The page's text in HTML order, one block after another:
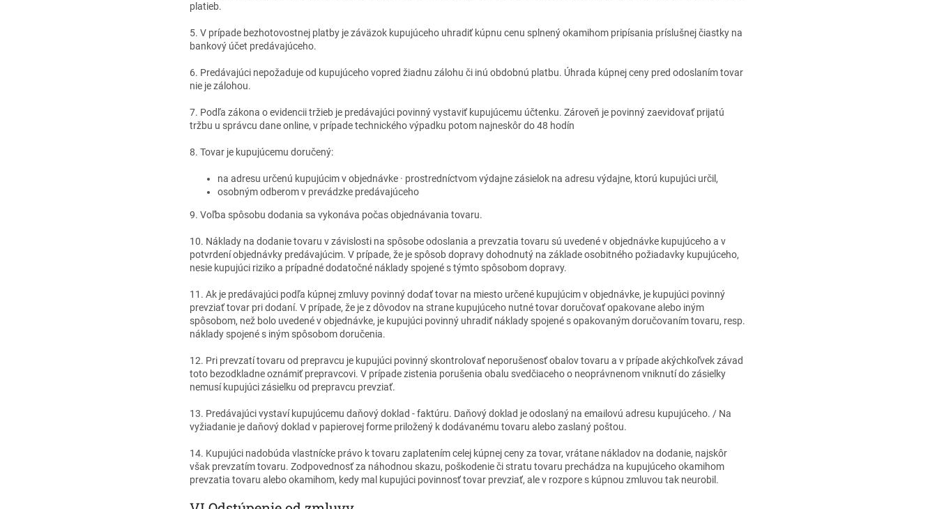
platieb.
5. V prípade bezhotovostnej platby je záväzok kupujúceho uhradiť kúpnu cenu splnený okamihom pripísania príslušnej čiastky na
bankový účet predávajúceho.
6. Predávajúci nepožaduje od kupujúceho vopred žiadnu zálohu či inú obdobnú platbu. Úhrada kúpnej ceny pred odoslaním tovar
nie je zálohou.
7. Podľa zákona o evidencii tržieb je predávajúci povinný vystaviť kupujúcemu účtenku. Zároveň je povinný zaevidovať prijatú
tržbu u správcu dane online, v prípade technického výpadku potom najneskôr do 48 hodín
8. Tovar je kupujúcemu doručený:
na adresu určenú kupujúcim v objednávke · prostredníctvom výdajne zásielok na adresu výdajne, ktorú kupujúci určil,
osobným odberom v prevádzke predávajúceho
9. Voľba spôsobu dodania sa vykonáva počas objednávania tovaru.
10. Náklady na dodanie tovaru v závislosti na spôsobe odoslania a prevzatia tovaru sú uvedené v objednávke kupujúceho a v
potvrdení objednávky predávajúcim. V prípade, že je spôsob dopravy dohodnutý na základe osobitného požiadavky kupujúceho,
nesie kupujúci riziko a prípadné dodatočné náklady spojené s týmto spôsobom dopravy.
11. Ak je predávajúci podľa kúpnej zmluvy povinný dodať tovar na miesto určené kupujúcim v objednávke, je kupujúci povinný
prevziať tovar pri dodaní. V prípade, že je z dôvodov na strane kupujúceho nutné tovar doručovať opakovane alebo iným
spôsobom, než bolo uvedené v objednávke, je kupujúci povinný uhradiť náklady spojené s opakovaným doručovaním tovaru, resp.
náklady spojené s iným spôsobom doručenia.
12. Pri prevzatí tovaru od prepravcu je kupujúci povinný skontrolovať neporušenosť obalov tovaru a v prípade akýchkoľvek závad
toto bezodkladne oznámiť prepravcovi. V prípade zistenia porušenia obalu svedčiaceho o neoprávnenom vniknutí do zásielky
nemusí kupujúci zásielku od prepravcu prevziať.
13. Predávajúci vystaví kupujúcemu daňový doklad - faktúru. Daňový doklad je odoslaný na emailovú adresu kupujúceho. / Na
vyžiadanie je daňový doklad v papierovej forme priložený k dodávanému tovaru alebo zaslaný poštou.
14. Kupujúci nadobúda vlastnícke právo k tovaru zaplatením celej kúpnej ceny za tovar, vrátane nákladov na dodanie, najskôr
však prevzatím tovaru. Zodpovednosť za náhodnou skazu, poškodenie či stratu tovaru prechádza na kupujúceho okamihom
prevzatia tovaru alebo okamihom, kedy mal kupujúci povinnosť tovar prevziať, ale v rozpore s kúpnou zmluvou tak neurobil.